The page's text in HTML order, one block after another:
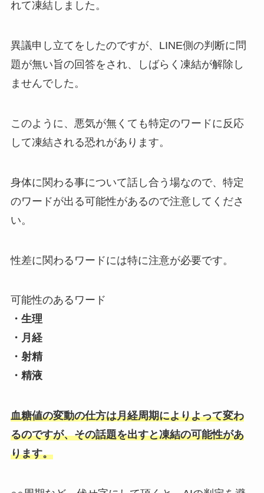
れて凍結しました。
異議申し立てをしたのですが、LINE側の判断に問
題が無い旨の回答をされ、しばらく凍結が解除し
ませんでした。
このように、悪気が無くても特定のワードに反応
して凍結される恐れがあります。
身体に関わる事について話し合う場なので、特定
のワードが出る可能性があるので注意してくださ
い。
性差に関わるワードには特に注意が必要です。
可能性のあるワード
・生理
・月経
・射精
・精液
血糖値の変動の仕方は月経周期によりよって変わ
るのですが、その話題を出すと凍結の可能性があ
ります。